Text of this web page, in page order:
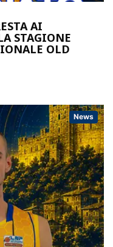
AI
STAGIONE
OLD
News